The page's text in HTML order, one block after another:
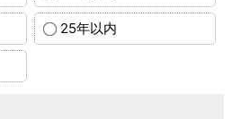
25年以内